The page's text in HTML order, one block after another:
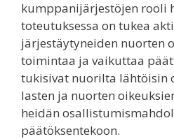
kumppanijärjestöjen rooli
toteutuksessa on tukea
järjestäytyneiden nuorten
toimintaa ja vaikuttaa
tukisivat nuorilta lähtöisin
lasten ja nuorten
heidän
päätöksentekoon.